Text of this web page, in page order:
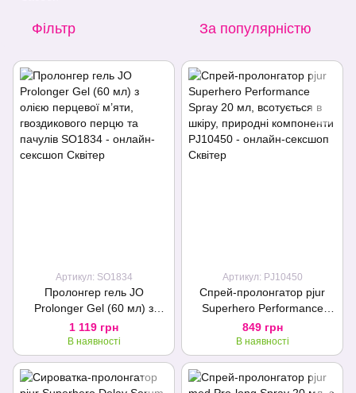
Фільтр За популярністю
Артикул: SO1834
Пролонгер гель JO
Prolonger Gel (60 мл) з
олією перцевої м’яти,
гвоздикового перцю та
пачулів
1 119 грн
В наявності
Артикул: PJ10450
Спрей-пролонгатор pjur
Superhero Performance
Spray 20 мл, всотується в
шкіру, природні компоненти
849 грн
В наявності